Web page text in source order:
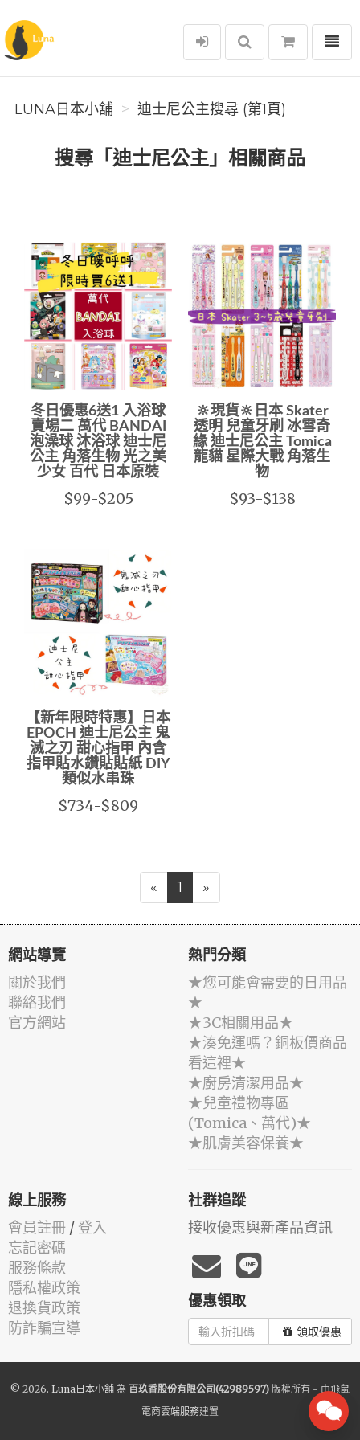
Luna日本小舖
選單
LUNA日本小舖 迪士尼公主搜尋 (第1頁)
搜尋「迪士尼公主」相關商品
冬日優惠6送1 入浴球
賣場二 萬代 BANDAI
泡澡球 沐浴球 迪士尼
公主 角落生物 光之美
少女 百代 日本原裝
$99-$205
🔆現貨🔆日本 Skater
透明 兒童牙刷 冰雪奇
緣 迪士尼公主 Tomica
龍貓 星際大戰 角落生
物
$93-$138
【新年限時特惠】日本
EPOCH 迪士尼公主 鬼
滅之刃 甜心指甲 內含
指甲貼水鑽貼貼紙 DIY
類似水串珠
$734-$809
« 1 »
網站導覽
關於我們
聯絡我們
官方網站
熱門分類
★您可能會需要的日用品
★
★3C相關用品★
★湊免運嗎？銅板價商品
看這裡★
★廚房清潔用品★
★兒童禮物專區
(Tomica、萬代)★
★肌膚美容保養★
線上服務
會員註冊 / 登入
忘記密碼
服務條款
隱私權政策
退換貨政策
防詐騙宣導
社群追蹤
接收優惠與新產品資訊
優惠領取
領取優惠
© 2026. Luna日本小舖 為 百玖香股份有限公司(42989597) 版權所有 - 由飛鼠
電商雲端服務建置